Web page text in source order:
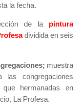
la fecha.
de la
pintura
dividida en seis
muestra
congregaciones
hermanadas en
La Profesa.